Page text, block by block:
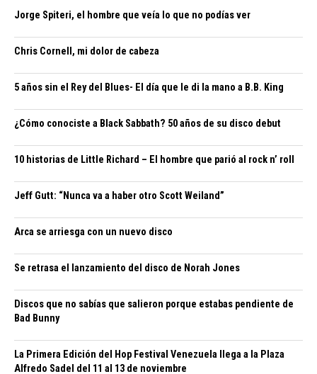
Jorge Spiteri, el hombre que veía lo que no podías ver
Chris Cornell, mi dolor de cabeza
5 años sin el Rey del Blues- El día que le di la mano a B.B. King
¿Cómo conociste a Black Sabbath? 50 años de su disco debut
10 historias de Little Richard – El hombre que parió al rock n’ roll
Jeff Gutt: “Nunca va a haber otro Scott Weiland”
Arca se arriesga con un nuevo disco
Se retrasa el lanzamiento del disco de Norah Jones
Discos que no sabías que salieron porque estabas pendiente de
Bad Bunny
La Primera Edición del Hop Festival Venezuela llega a la Plaza
Alfredo Sadel del 11 al 13 de noviembre